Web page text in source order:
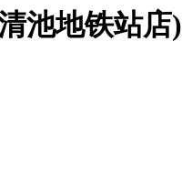
池地铁站店)